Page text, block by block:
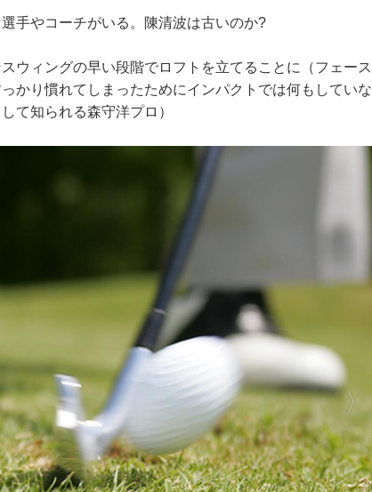
手やコーチがいる。陳清波は古いのか?
ウィングの早い段階でロフトを立てることに（フェース
かり慣れてしまったためにインパクトでは何もしていな
て知られる森守洋プロ）